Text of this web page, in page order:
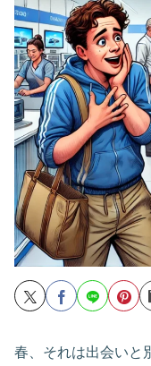
春、それは出会いと